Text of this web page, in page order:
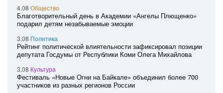
4.08 Общество
Благотворительный день в Академии «Ангелы Плющенко»
подарил детям незабываемые эмоции
3.08 Политика
Рейтинг политической влиятельности зафиксировал позиции
депутата Госдумы от Республики Коми Олега Михайлова
3.08 Культура
Фестиваль «Новые Огни на Байкале» объединил более 700
участников из разных регионов России